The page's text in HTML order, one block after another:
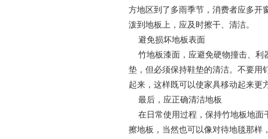
方地区到了多雨季节，消费者应多开
泼到地板上，应及时擦干、清洁。
避免损坏地板表面
竹地板漆面，应避免硬物撞击、利
垫，但必须保持鞋垫的清洁。不要用
起来，这样既可以使家具移动起来更
最后，应正确清洁地板
在日常使用过程，保持竹地板地面
擦地板，当然也可以像对待地毯那样